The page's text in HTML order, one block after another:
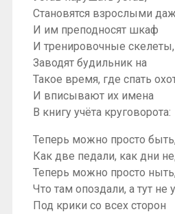
Становятся взрослыми
И им преподносят шкаф
И тренировочные скелеты,
Заводят будильник на
Такое время, где спать
И вписывают их имена
В книгу учёта круговорота:
Теперь можно просто быть,
Как две педали, как дни
Теперь можно просто ныть,
Что там опоздали, а тут не
Под крики со всех сторон